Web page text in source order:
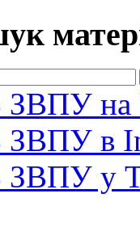
на
в
у